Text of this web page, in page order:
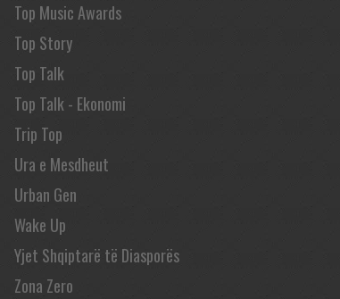
Top Music Awards
Top Story
Top Talk
Top Talk - Ekonomi
Trip Top
Ura e Mesdheut
Urban Gen
Wake Up
Yjet Shqiptarë të Diasporës
Zona Zero